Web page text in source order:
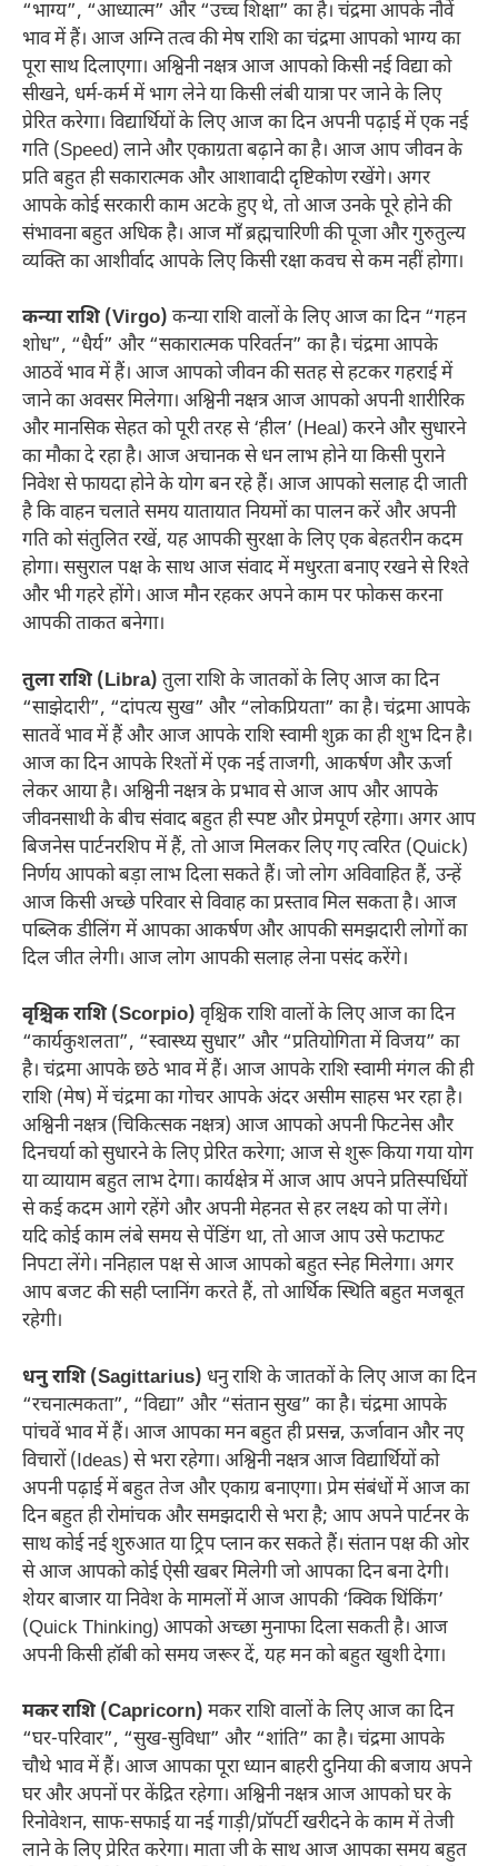
“भाग्य”, “आध्यात्म” और “उच्च शिक्षा” का है। चंद्रमा आपके नौवें
भाव में हैं। आज अग्नि तत्व की मेष राशि का चंद्रमा आपको भाग्य का
पूरा साथ दिलाएगा। अश्विनी नक्षत्र आज आपको किसी नई विद्या को
सीखने, धर्म-कर्म में भाग लेने या किसी लंबी यात्रा पर जाने के लिए
प्रेरित करेगा। विद्यार्थियों के लिए आज का दिन अपनी पढ़ाई में एक नई
गति (Speed) लाने और एकाग्रता बढ़ाने का है। आज आप जीवन के
प्रति बहुत ही सकारात्मक और आशावादी दृष्टिकोण रखेंगे। अगर
आपके कोई सरकारी काम अटके हुए थे, तो आज उनके पूरे होने की
संभावना बहुत अधिक है। आज माँ ब्रह्मचारिणी की पूजा और गुरुतुल्य
व्यक्ति का आशीर्वाद आपके लिए किसी रक्षा कवच से कम नहीं होगा।
कन्या राशि (Virgo) कन्या राशि वालों के लिए आज का दिन “गहन
शोध”, “धैर्य” और “सकारात्मक परिवर्तन” का है। चंद्रमा आपके
आठवें भाव में हैं। आज आपको जीवन की सतह से हटकर गहराई में
जाने का अवसर मिलेगा। अश्विनी नक्षत्र आज आपको अपनी शारीरिक
और मानसिक सेहत को पूरी तरह से ‘हील’ (Heal) करने और सुधारने
का मौका दे रहा है। आज अचानक से धन लाभ होने या किसी पुराने
निवेश से फायदा होने के योग बन रहे हैं। आज आपको सलाह दी जाती
है कि वाहन चलाते समय यातायात नियमों का पालन करें और अपनी
गति को संतुलित रखें, यह आपकी सुरक्षा के लिए एक बेहतरीन कदम
होगा। ससुराल पक्ष के साथ आज संवाद में मधुरता बनाए रखने से रिश्ते
और भी गहरे होंगे। आज मौन रहकर अपने काम पर फोकस करना
आपकी ताकत बनेगा।
तुला राशि (Libra) तुला राशि के जातकों के लिए आज का दिन
“साझेदारी”, “दांपत्य सुख” और “लोकप्रियता” का है। चंद्रमा आपके
सातवें भाव में हैं और आज आपके राशि स्वामी शुक्र का ही शुभ दिन है।
आज का दिन आपके रिश्तों में एक नई ताजगी, आकर्षण और ऊर्जा
लेकर आया है। अश्विनी नक्षत्र के प्रभाव से आज आप और आपके
जीवनसाथी के बीच संवाद बहुत ही स्पष्ट और प्रेमपूर्ण रहेगा। अगर आप
बिजनेस पार्टनरशिप में हैं, तो आज मिलकर लिए गए त्वरित (Quick)
निर्णय आपको बड़ा लाभ दिला सकते हैं। जो लोग अविवाहित हैं, उन्हें
आज किसी अच्छे परिवार से विवाह का प्रस्ताव मिल सकता है। आज
पब्लिक डीलिंग में आपका आकर्षण और आपकी समझदारी लोगों का
दिल जीत लेगी। आज लोग आपकी सलाह लेना पसंद करेंगे।
वृश्चिक राशि (Scorpio) वृश्चिक राशि वालों के लिए आज का दिन
“कार्यकुशलता”, “स्वास्थ्य सुधार” और “प्रतियोगिता में विजय” का
है। चंद्रमा आपके छठे भाव में हैं। आज आपके राशि स्वामी मंगल की ही
राशि (मेष) में चंद्रमा का गोचर आपके अंदर असीम साहस भर रहा है।
अश्विनी नक्षत्र (चिकित्सक नक्षत्र) आज आपको अपनी फिटनेस और
दिनचर्या को सुधारने के लिए प्रेरित करेगा; आज से शुरू किया गया योग
या व्यायाम बहुत लाभ देगा। कार्यक्षेत्र में आज आप अपने प्रतिस्पर्धियों
से कई कदम आगे रहेंगे और अपनी मेहनत से हर लक्ष्य को पा लेंगे।
यदि कोई काम लंबे समय से पेंडिंग था, तो आज आप उसे फटाफट
निपटा लेंगे। ननिहाल पक्ष से आज आपको बहुत स्नेह मिलेगा। अगर
आप बजट की सही प्लानिंग करते हैं, तो आर्थिक स्थिति बहुत मजबूत
रहेगी।
धनु राशि (Sagittarius) धनु राशि के जातकों के लिए आज का दिन
“रचनात्मकता”, “विद्या” और “संतान सुख” का है। चंद्रमा आपके
पांचवें भाव में हैं। आज आपका मन बहुत ही प्रसन्न, ऊर्जावान और नए
विचारों (Ideas) से भरा रहेगा। अश्विनी नक्षत्र आज विद्यार्थियों को
अपनी पढ़ाई में बहुत तेज और एकाग्र बनाएगा। प्रेम संबंधों में आज का
दिन बहुत ही रोमांचक और समझदारी से भरा है; आप अपने पार्टनर के
साथ कोई नई शुरुआत या ट्रिप प्लान कर सकते हैं। संतान पक्ष की ओर
से आज आपको कोई ऐसी खबर मिलेगी जो आपका दिन बना देगी।
शेयर बाजार या निवेश के मामलों में आज आपकी ‘क्विक थिंकिंग’
(Quick Thinking) आपको अच्छा मुनाफा दिला सकती है। आज
अपनी किसी हॉबी को समय जरूर दें, यह मन को बहुत खुशी देगा।
मकर राशि (Capricorn) मकर राशि वालों के लिए आज का दिन
“घर-परिवार”, “सुख-सुविधा” और “शांति” का है। चंद्रमा आपके
चौथे भाव में हैं। आज आपका पूरा ध्यान बाहरी दुनिया की बजाय अपने
घर और अपनों पर केंद्रित रहेगा। अश्विनी नक्षत्र आज आपको घर के
रिनोवेशन, साफ-सफाई या नई गाड़ी/प्रॉपर्टी खरीदने के काम में तेजी
लाने के लिए प्रेरित करेगा। माता जी के साथ आज आपका समय बहुत